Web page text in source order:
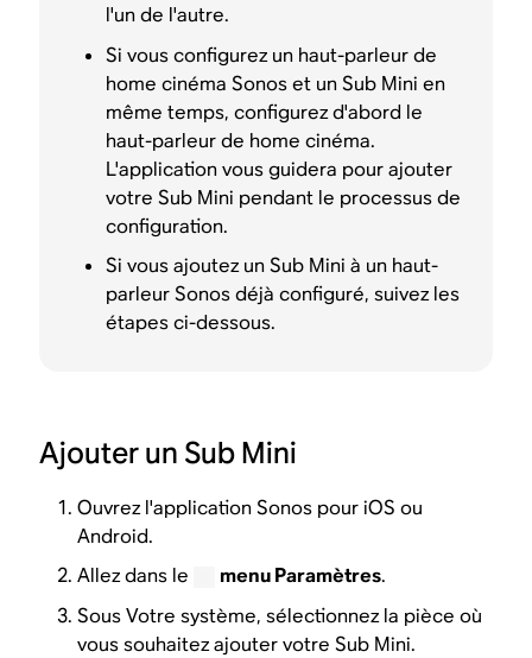
l'un de l'autre.
Si vous configurez un haut-parleur de
home cinéma Sonos et un Sub Mini en
même temps, configurez d'abord le
haut-parleur de home cinéma.
L'application vous guidera pour ajouter
votre Sub Mini pendant le processus de
configuration.
Si vous ajoutez un Sub Mini à un haut-
parleur Sonos déjà configuré, suivez les
étapes ci-dessous.
Ajouter un Sub Mini
Ouvrez l'application Sonos pour iOS ou
Android.
Allez dans le
menu Paramètres.
Sous Votre système, sélectionnez la pièce où
vous souhaitez ajouter votre Sub Mini.